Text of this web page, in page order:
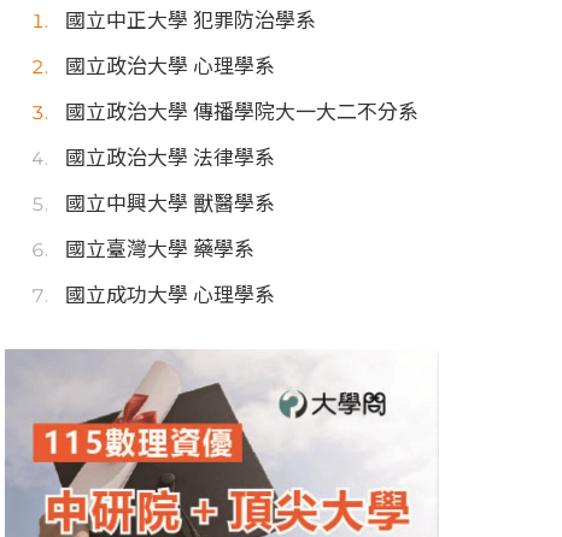
國立中正大學 犯罪防治學系
國立政治大學 心理學系
國立政治大學 傳播學院大一大二不分系
國立政治大學 法律學系
國立中興大學 獸醫學系
國立臺灣大學 藥學系
國立成功大學 心理學系